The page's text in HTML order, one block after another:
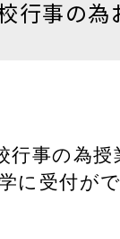
事の為
行事の為授
に受付が